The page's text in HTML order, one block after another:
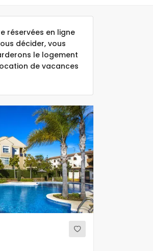
réservées en ligne
décider, vous
le logement
de vacances
Next